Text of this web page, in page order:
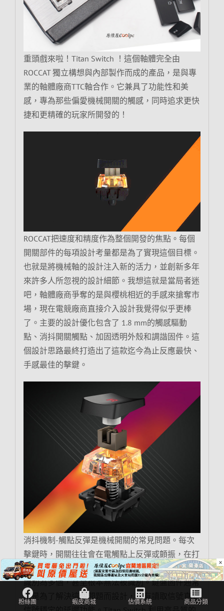
重頭戲來啦！Titan Switch ！這個軸體完全由
ROCCAT 獨立構想與內部製作而成的產品，是與專
業的軸體廠商TTC軸合作。它兼具了功能性和美
感，專為那些偏愛機械開關的觸感，同時追求更快
捷和更精確的玩家所開發的！
ROCCAT把速度和精度作為整個開發的焦點。每個
開關部件的每項設計考量都是為了實現這個目標。
也就是將機械軸的設計注入新的活力，並創新多年
來許多人所忽視的設計細節。我想這就是當局者迷
吧，軸體廠商爭奪的是與櫻桃相近的手感來搶奪市
場，現在電競廠商直接介入設計我覺得似乎更棒
了。主要的設計優化包含了 1.8 mm的觸感驅動
點、消抖開關觸點、加固透明外殼和調諧固件。這
個設計思路最終打造出了這款迄今為止反應最快、
手感最佳的擊鍵。
消抖機制-觸點反彈是機械開關的常見問題。每次
擊鍵時，開關往往會在電觸點上反彈或顫振，在打
開和關閉之間快速循環。這可能會導致單個擊鍵被
識別為多個，甚至根本無法被識別。鍵盤固件通常
就是為了解決這個問題而設計，具有讀取信號直到
×